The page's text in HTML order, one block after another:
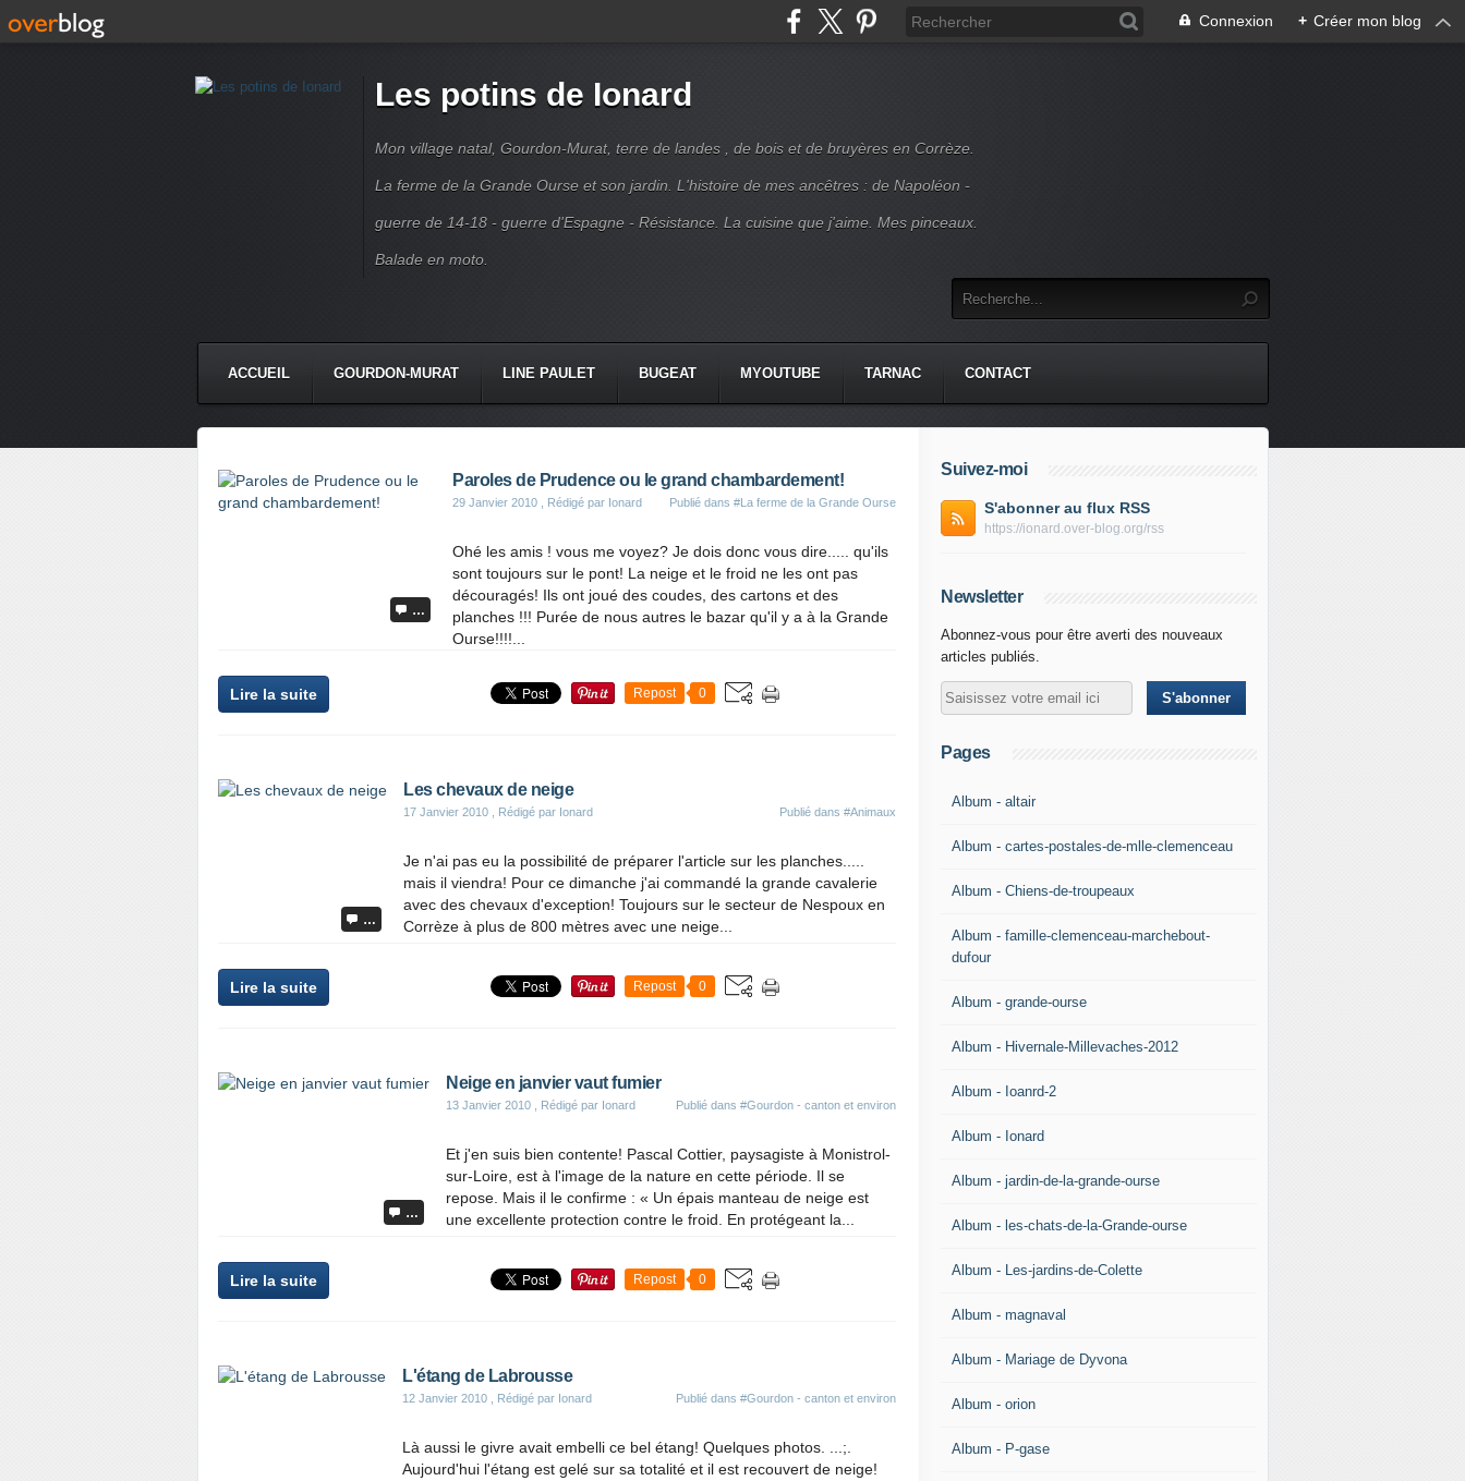
Connexion + Créer mon blog
Les potins de Ionard
Mon village natal, Gourdon-Murat, terre de landes , de bois et de bruyères en Corrèze.
La ferme de la Grande Ourse et son jardin. L'histoire de mes ancêtres : de Napoléon -
guerre de 14-18 - guerre d'Espagne - Résistance. La cuisine que j'aime. Mes pinceaux.
Balade en moto.
ACCUEIL GOURDON-MURAT LINE PAULET BUGEAT MYOUTUBE TARNAC CONTACT
…
Paroles de Prudence ou le grand chambardement!
29 Janvier 2010 , Rédigé par Ionard Publié dans #La ferme de la Grande Ourse
Ohé les amis ! vous me voyez? Je dois donc vous dire..... qu'ils
sont toujours sur le pont! La neige et le froid ne les ont pas
découragés! Ils ont joué des coudes, des cartons et des
planches !!! Purée de nous autres le bazar qu'il y a à la Grande
Ourse!!!!...
Lire la suite Repost 0
…
Les chevaux de neige
17 Janvier 2010 , Rédigé par Ionard Publié dans #Animaux
Je n'ai pas eu la possibilité de préparer l'article sur les planches.....
mais il viendra! Pour ce dimanche j'ai commandé la grande cavalerie
avec des chevaux d'exception! Toujours sur le secteur de Nespoux en
Corrèze à plus de 800 mètres avec une neige...
Lire la suite Repost 0
…
Neige en janvier vaut fumier
13 Janvier 2010 , Rédigé par Ionard Publié dans #Gourdon - canton et environ
Et j'en suis bien contente! Pascal Cottier, paysagiste à Monistrol-
sur-Loire, est à l'image de la nature en cette période. Il se
repose. Mais il le confirme : « Un épais manteau de neige est
une excellente protection contre le froid. En protégeant la...
Lire la suite Repost 0
L'étang de Labrousse
12 Janvier 2010 , Rédigé par Ionard Publié dans #Gourdon - canton et environ
Là aussi le givre avait embelli ce bel étang! Quelques photos. ...;.
Aujourd'hui l'étang est gelé sur sa totalité et il est recouvert de neige!
Suivez-moi
S'abonner au flux RSS
https://ionard.over-blog.org/rss
Newsletter
Abonnez-vous pour être averti des nouveaux
articles publiés.
Pages
Album - altair
Album - cartes-postales-de-mlle-clemenceau
Album - Chiens-de-troupeaux
Album - famille-clemenceau-marchebout-
dufour
Album - grande-ourse
Album - Hivernale-Millevaches-2012
Album - Ioanrd-2
Album - Ionard
Album - jardin-de-la-grande-ourse
Album - les-chats-de-la-Grande-ourse
Album - Les-jardins-de-Colette
Album - magnaval
Album - Mariage de Dyvona
Album - orion
Album - P-gase